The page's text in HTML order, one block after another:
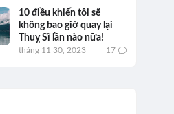
10 điều khiến tôi sẽ
không bao giờ quay lại
Thuỵ Sĩ lần nào nữa!
tháng 11 30, 2023 17